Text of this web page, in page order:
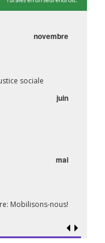
des systèmes
âge de l’impérialisme.